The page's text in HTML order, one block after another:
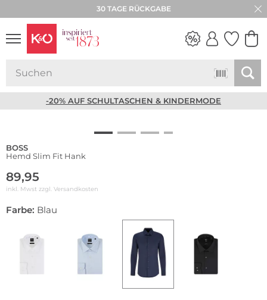
30 TAGE RÜCKGABE
-20% AUF SCHULTASCHEN & KINDERMODE
BOSS
Hemd Slim Fit Hank
89,95
inkl. Mwst zzgl. Versandkosten
Farbe: Blau